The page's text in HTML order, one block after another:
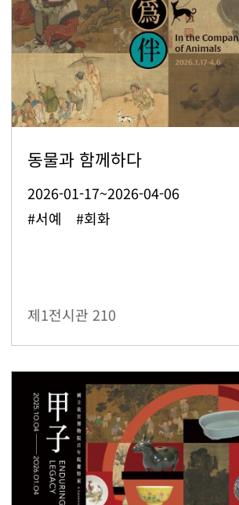
동물과 함께하다
2026-01-17~2026-04-06
#서예 #회화
제1전시관 210